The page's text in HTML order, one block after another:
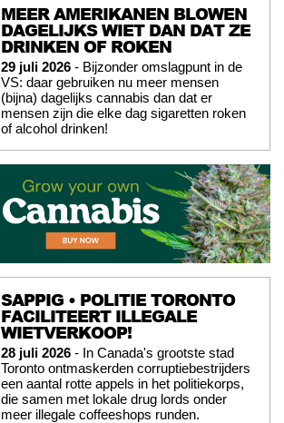
MEER AMERIKANEN BLOWEN
DAGELIJKS WIET DAN DAT ZE
DRINKEN OF ROKEN
29 juli 2026 - Bijzonder omslagpunt in de
VS: daar gebruiken nu meer mensen
(bijna) dagelijks cannabis dan dat er
mensen zijn die elke dag sigaretten roken
of alcohol drinken!
SAPPIG • POLITIE TORONTO
FACILITEERT ILLEGALE
WIETVERKOOP!
28 juli 2026 - In Canada's grootste stad
Toronto ontmaskerden corruptiebestrijders
een aantal rotte appels in het politiekorps,
die samen met lokale drug lords onder
meer illegale coffeeshops runden.